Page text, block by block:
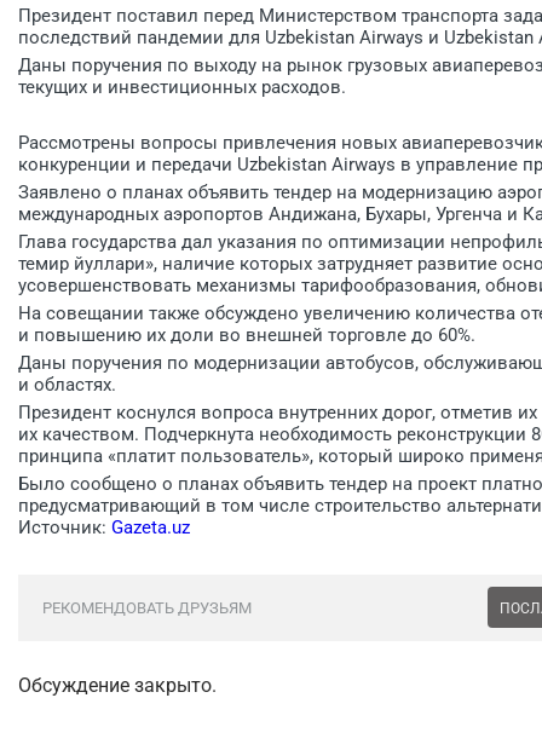
Президент поставил перед Министерством транспорта
последствий пандемии для Uzbekistan Airways и Uzbekistan
Даны поручения по выходу на рынок грузовых
текущих и инвестиционных расходов.
Рассмотрены вопросы привлечения новых
конкуренции и передачи Uzbekistan Airways в управление
Заявлено о планах объявить тендер на модернизацию
международных аэропортов Андижана, Бухары, Ургенча и
Глава государства дал указания по оптимизации
темир йуллари», наличие которых затрудняет развитие
усовершенствовать механизмы тарифообразования,
На совещании также обсуждено увеличению количества
и повышению их доли во внешней торговле до 60%.
Даны поручения по модернизации автобусов,
и областях.
Президент коснулся вопроса внутренних дорог, отметив
их качеством. Подчеркнута необходимость реконструкции
принципа «платит пользователь», который широко
Было сообщено о планах объявить тендер на проект
предусматривающий в том числе строительство
Источник: Gazeta.uz
РЕКОМЕНДОВАТЬ ДРУЗЬЯМ
Обсуждение закрыто.